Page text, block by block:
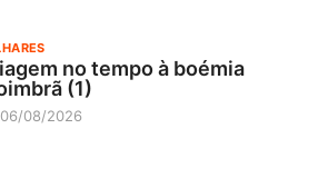
no tempo à boémia
(1)
06/08/2026